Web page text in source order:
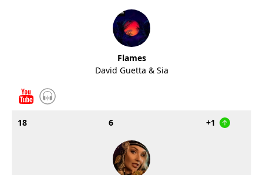
Flames
David Guetta & Sia
18 6 +1